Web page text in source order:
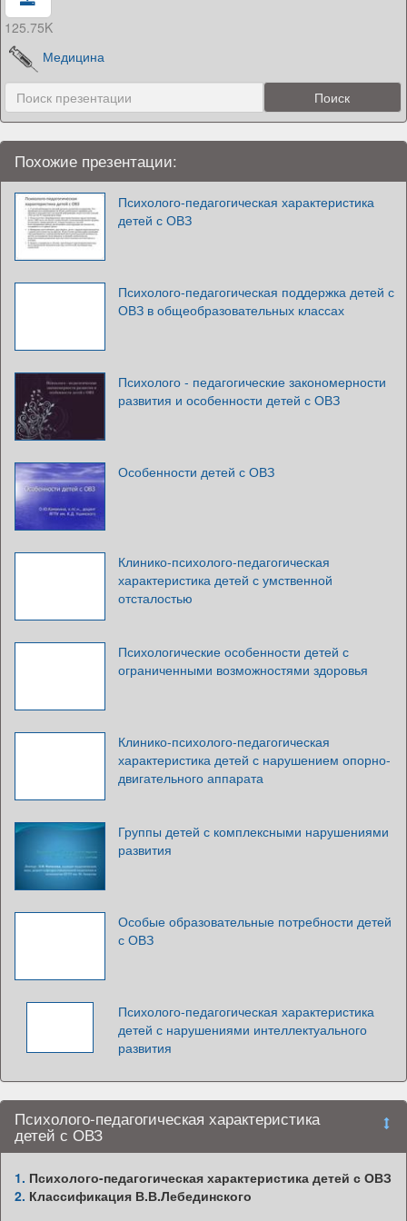
125.75K
Медицина
Похожие презентации:
Психолого-педагогическая характеристика
детей с ОВЗ
Психолого-педагогическая поддержка детей с
ОВЗ в общеобразовательных классах
Психолого - педагогические закономерности
развития и особенности детей с ОВЗ
Особенности детей с ОВЗ
Клинико-психолого-педагогическая
характеристика детей с умственной
отсталостью
Психологические особенности детей с
ограниченными возможностями здоровья
Клинико-психолого-педагогическая
характеристика детей с нарушением опорно-
двигательного аппарата
Группы детей с комплексными нарушениями
развития
Особые образовательные потребности детей
с ОВЗ
Психолого-педагогическая характеристика
детей с нарушениями интеллектуального
развития
Психолого-педагогическая характеристика
детей с ОВЗ
1. Психолого-педагогическая характеристика детей с ОВЗ
2. Классификация В.В.Лебединского